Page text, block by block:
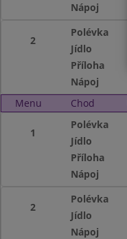
Nápoj
2
Polévka
Jídlo
Příloha
Nápoj
Menu
Chod
1
Polévka
Jídlo
Příloha
Nápoj
2
Polévka
Jídlo
Nápoj